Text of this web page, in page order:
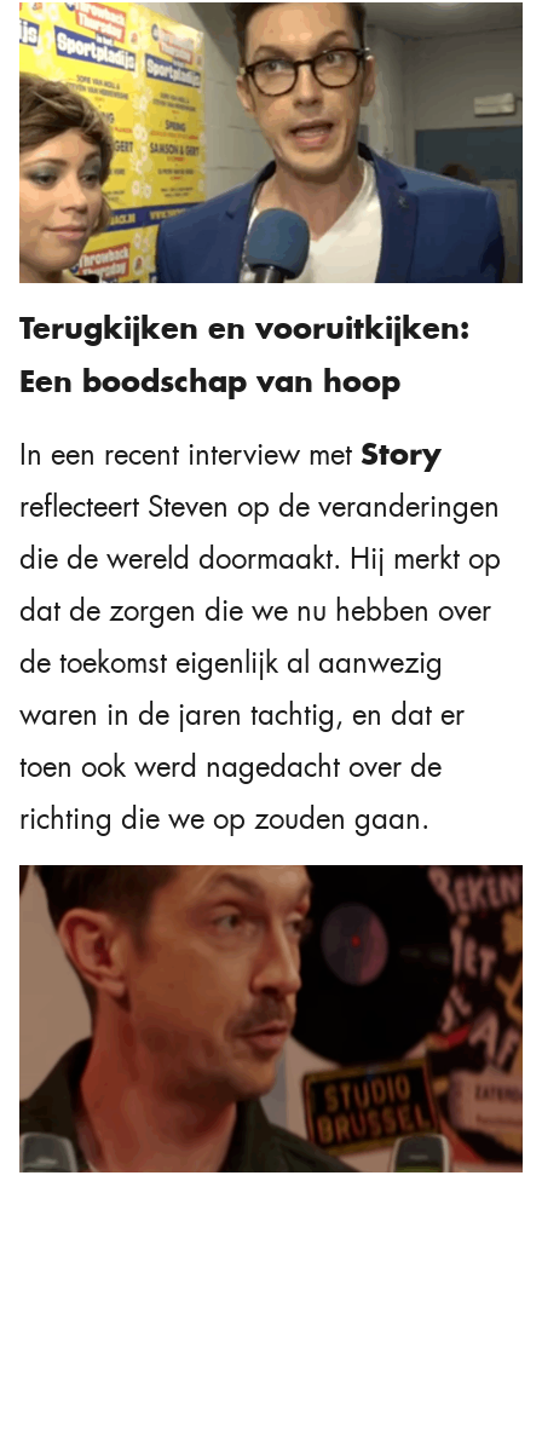
Terugkijken en vooruitkijken:
Een boodschap van hoop
In een recent interview met Story
reflecteert Steven op de veranderingen
die de wereld doormaakt. Hij merkt op
dat de zorgen die we nu hebben over
de toekomst eigenlijk al aanwezig
waren in de jaren tachtig, en dat er
toen ook werd nagedacht over de
richting die we op zouden gaan.